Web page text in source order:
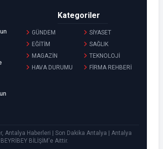
Kategoriler
GÜNDEM
SİYASET
EĞİTİM
SAĞLIK
MAGAZİN
TEKNOLOJİ
HAVA DURUMU
FİRMA REHBERİ
Antalya Haberleri | Son Dakika Antalya | Antalya
BEYRİBEY BİLİŞİM'e Aittir.